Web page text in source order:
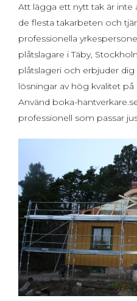
Att lägga ett nytt tak är inte
de flesta takarbeten och
professionella
plåtslagare i Täby,
plåtslageri och erbjuder
lösningar av hög kvalitet på
Använd boka-
professionell som passar